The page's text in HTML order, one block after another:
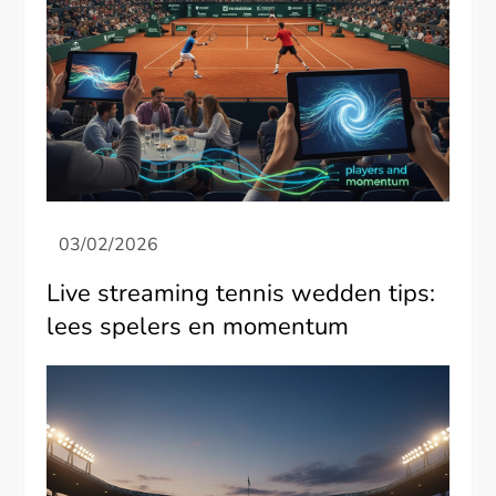
Live streaming tennis wedden tips:
lees spelers en momentum